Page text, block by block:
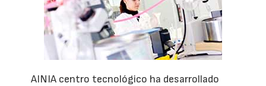
AINIA centro tecnológico ha desarrollado